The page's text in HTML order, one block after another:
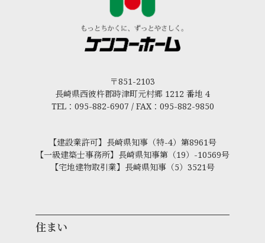
〒851-2103
長崎県西彼杵郡時津町元村郷 1212 番地 4
TEL：095-882-6907 / FAX：095-882-9850
【建設業許可】長崎県知事（特-4）第8961号
【一級建築士事務所】長崎県知事第（19）-10569号
【宅地建物取引業】長崎県知事（5）3521号
住まい